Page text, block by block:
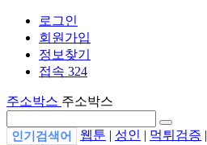
로그인
회원가입
정보찾기
접속 324
주소박스 주소박스
인기검색어 웹툰 | 성인 | 먹튀검증 |